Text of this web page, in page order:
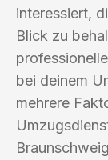
interessiert,
Blick zu
bei deinem
mehrere